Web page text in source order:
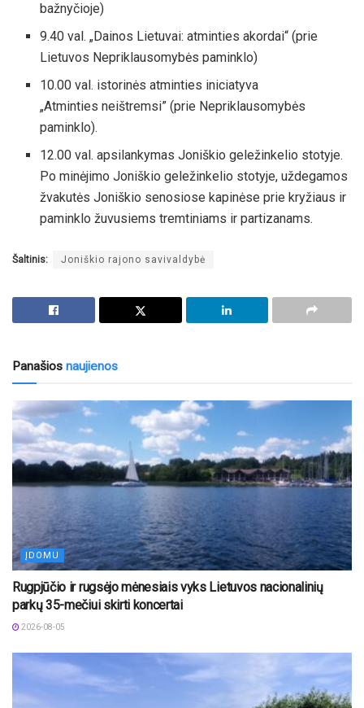
bažnyčioje)
9.40 val. „Dainos Lietuvai: atminties akordai“ (prie
Lietuvos Nepriklausomybės paminklo)
10.00 val. istorinės atminties iniciatyva
„Atminties neištremsi” (prie Nepriklausomybės
paminklo).
12.00 val. apsilankymas Joniškio geležinkelio stotyje.
Po minėjimo Joniškio geležinkelio stotyje, uždegamos
žvakutės Joniškio senosiose kapinėse prie kryžiaus ir
paminklo žuvusiems tremtiniams ir partizanams.
Šaltinis: Joniškio rajono savivaldybė
Panašios naujienos
ĮDOMU
Rugpjūčio ir rugsėjo mėnesiais vyks Lietuvos nacionalinių
parkų 35-mečiui skirti koncertai
2026-08-05